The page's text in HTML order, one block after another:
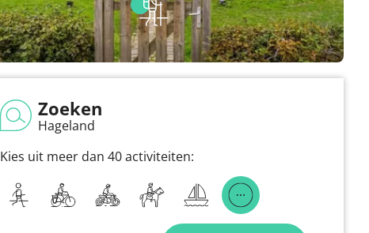
Zoeken
Hageland
Kies uit meer dan 40 activiteiten: